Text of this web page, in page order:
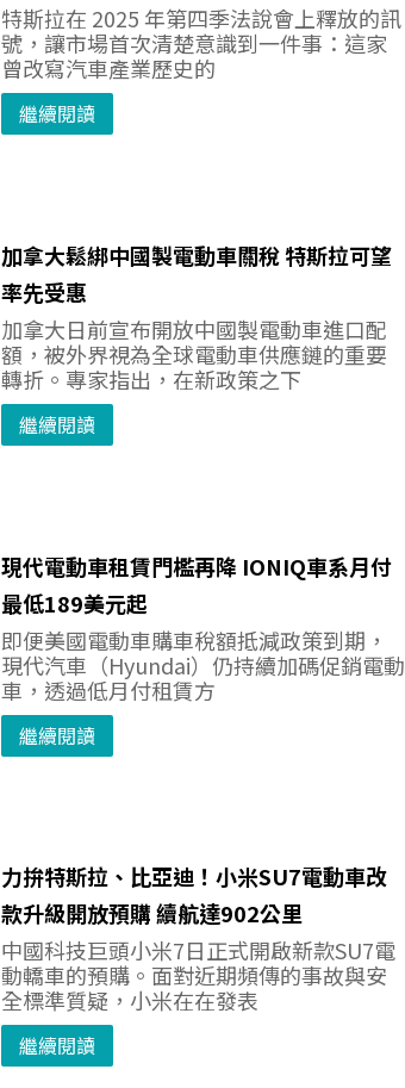
特斯拉在 2025 年第四季法說會上釋放的訊
號，讓市場首次清楚意識到一件事：這家
曾改寫汽車產業歷史的
繼續閱讀
加拿大鬆綁中國製電動車關稅 特斯拉可望
率先受惠
加拿大日前宣布開放中國製電動車進口配
額，被外界視為全球電動車供應鏈的重要
轉折。專家指出，在新政策之下
繼續閱讀
現代電動車租賃門檻再降 IONIQ車系月付
最低189美元起
即便美國電動車購車稅額抵減政策到期，
現代汽車（Hyundai）仍持續加碼促銷電動
車，透過低月付租賃方
繼續閱讀
力拚特斯拉、比亞迪！小米SU7電動車改
款升級開放預購 續航達902公里
中國科技巨頭小米7日正式開啟新款SU7電
動轎車的預購。面對近期頻傳的事故與安
全標準質疑，小米在在發表
繼續閱讀